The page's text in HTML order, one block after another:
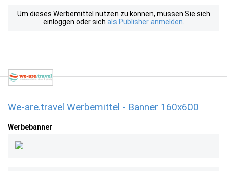
Um dieses Werbemittel nutzen zu können, müssen Sie sich
einloggen oder sich als Publisher anmelden
We-are.travel Werbemittel - Banner 160x600
Werbebanner